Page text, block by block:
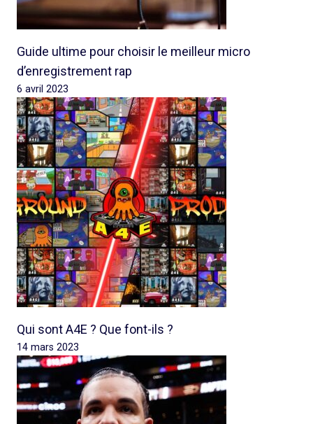
Guide ultime pour choisir le meilleur micro
d’enregistrement rap
6 avril 2023
Qui sont A4E ? Que font-ils ?
14 mars 2023